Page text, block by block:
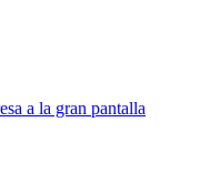
a la gran pantalla